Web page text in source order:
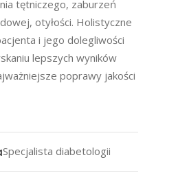
tętniczego, zaburzeń
otyłości. Holistyczne
i jego dolegliwości
lepszych wyników
poprawy jakości
Specjalista diabetologii